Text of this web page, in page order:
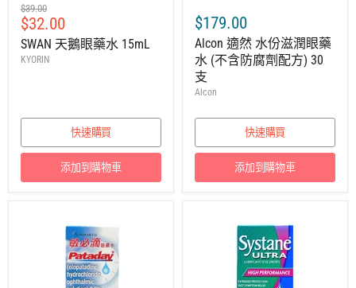
建
議
零
售
價
$39.00
售
價
$32.00
SWAN 天鵝眼藥水 15mL
KYORIN
快速購買
添加到購物車
$179.00
Alcon 適然 水份滋潤眼藥
水 (不含防腐劑配方) 30
支
Alcon
快速購買
添加到購物車